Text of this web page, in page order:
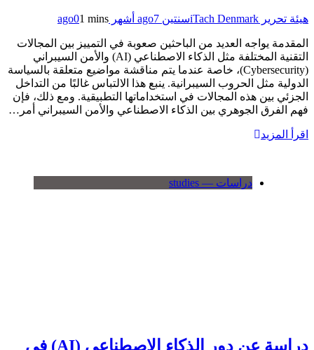
هيئة تحرير iTach Denmark سنتين ago 7 أشهر ago 01 mins
المقدمة يواجه العديد من الباحثين صعوبة في التمييز بين المجالات
التقنية المختلفة مثل الذكاء الاصطناعي (AI) والأمن السيبراني
(Cybersecurity)، خاصة عندما يتم مناقشة مواضيع متعلقة بالسياسة
الدولية مثل الحروب السيبرانية. ينبع هذا الالتباس غالبًا من التداخل
الجزئي بين هذه المجالات في استخداماتها التطبيقية. ومع ذلك، فإن
فهم الفرق الجوهري بين الذكاء الاصطناعي والأمن السيبراني أمر…
اقرأ المزيد
دراسات — studies
دراسة عن دور الذكاء الاصطناعي (AI) في